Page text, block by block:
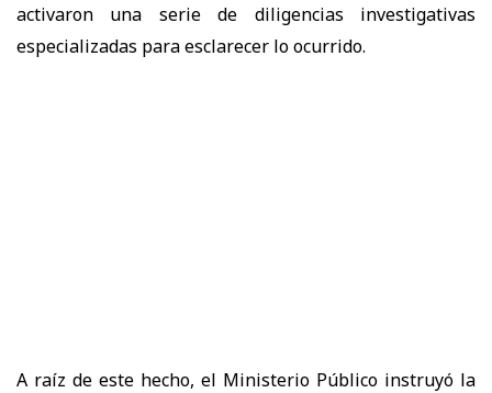
activaron una serie de diligencias investigativas
especializadas para esclarecer lo ocurrido.
A raíz de este hecho, el Ministerio Público instruyó la